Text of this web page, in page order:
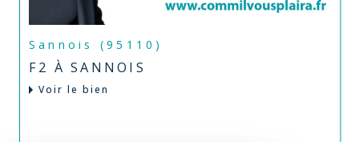
Sannois (95110)
F2 À SANNOIS
Voir le bien